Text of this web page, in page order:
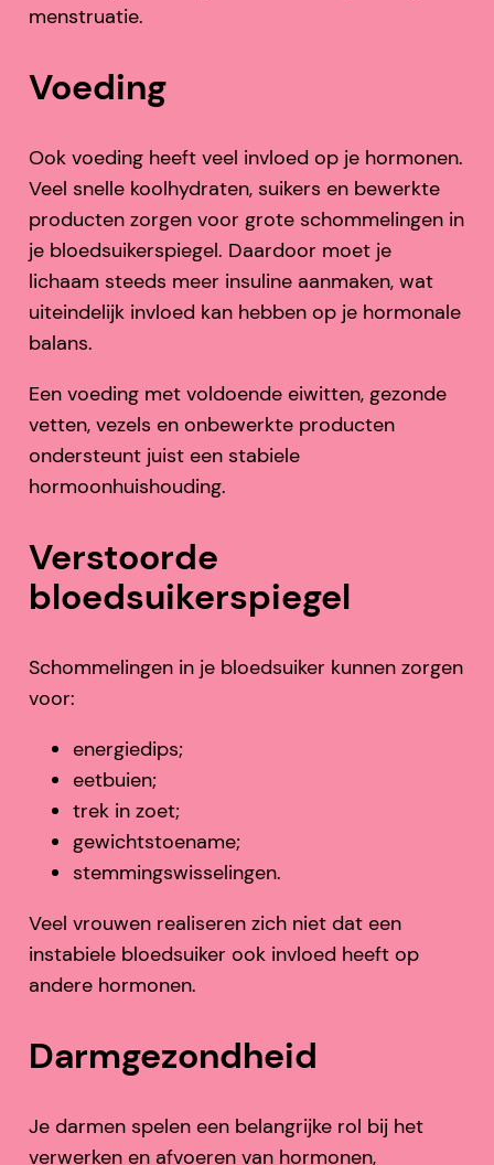
menstruatie.
Voeding
Ook voeding heeft veel invloed op je hormonen.
Veel snelle koolhydraten, suikers en bewerkte
producten zorgen voor grote schommelingen in
je bloedsuikerspiegel. Daardoor moet je
lichaam steeds meer insuline aanmaken, wat
uiteindelijk invloed kan hebben op je hormonale
balans.
Een voeding met voldoende eiwitten, gezonde
vetten, vezels en onbewerkte producten
ondersteunt juist een stabiele
hormoonhuishouding.
Verstoorde
bloedsuikerspiegel
Schommelingen in je bloedsuiker kunnen zorgen
voor:
energiedips;
eetbuien;
trek in zoet;
gewichtstoename;
stemmingswisselingen.
Veel vrouwen realiseren zich niet dat een
instabiele bloedsuiker ook invloed heeft op
andere hormonen.
Darmgezondheid
Je darmen spelen een belangrijke rol bij het
verwerken en afvoeren van hormonen,